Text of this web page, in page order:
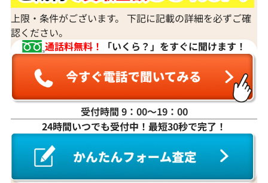
上限・条件がございます。 下記に記載の詳細を必ずご確
認ください。
通話料無料！
「いくら？」をすぐに聞けます！
受付時間 9：00〜19：00
24時間いつでも受付中！最短30秒で完了！